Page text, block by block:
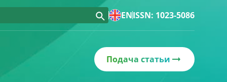
ENISSN: 1023-5086
Подача статьи